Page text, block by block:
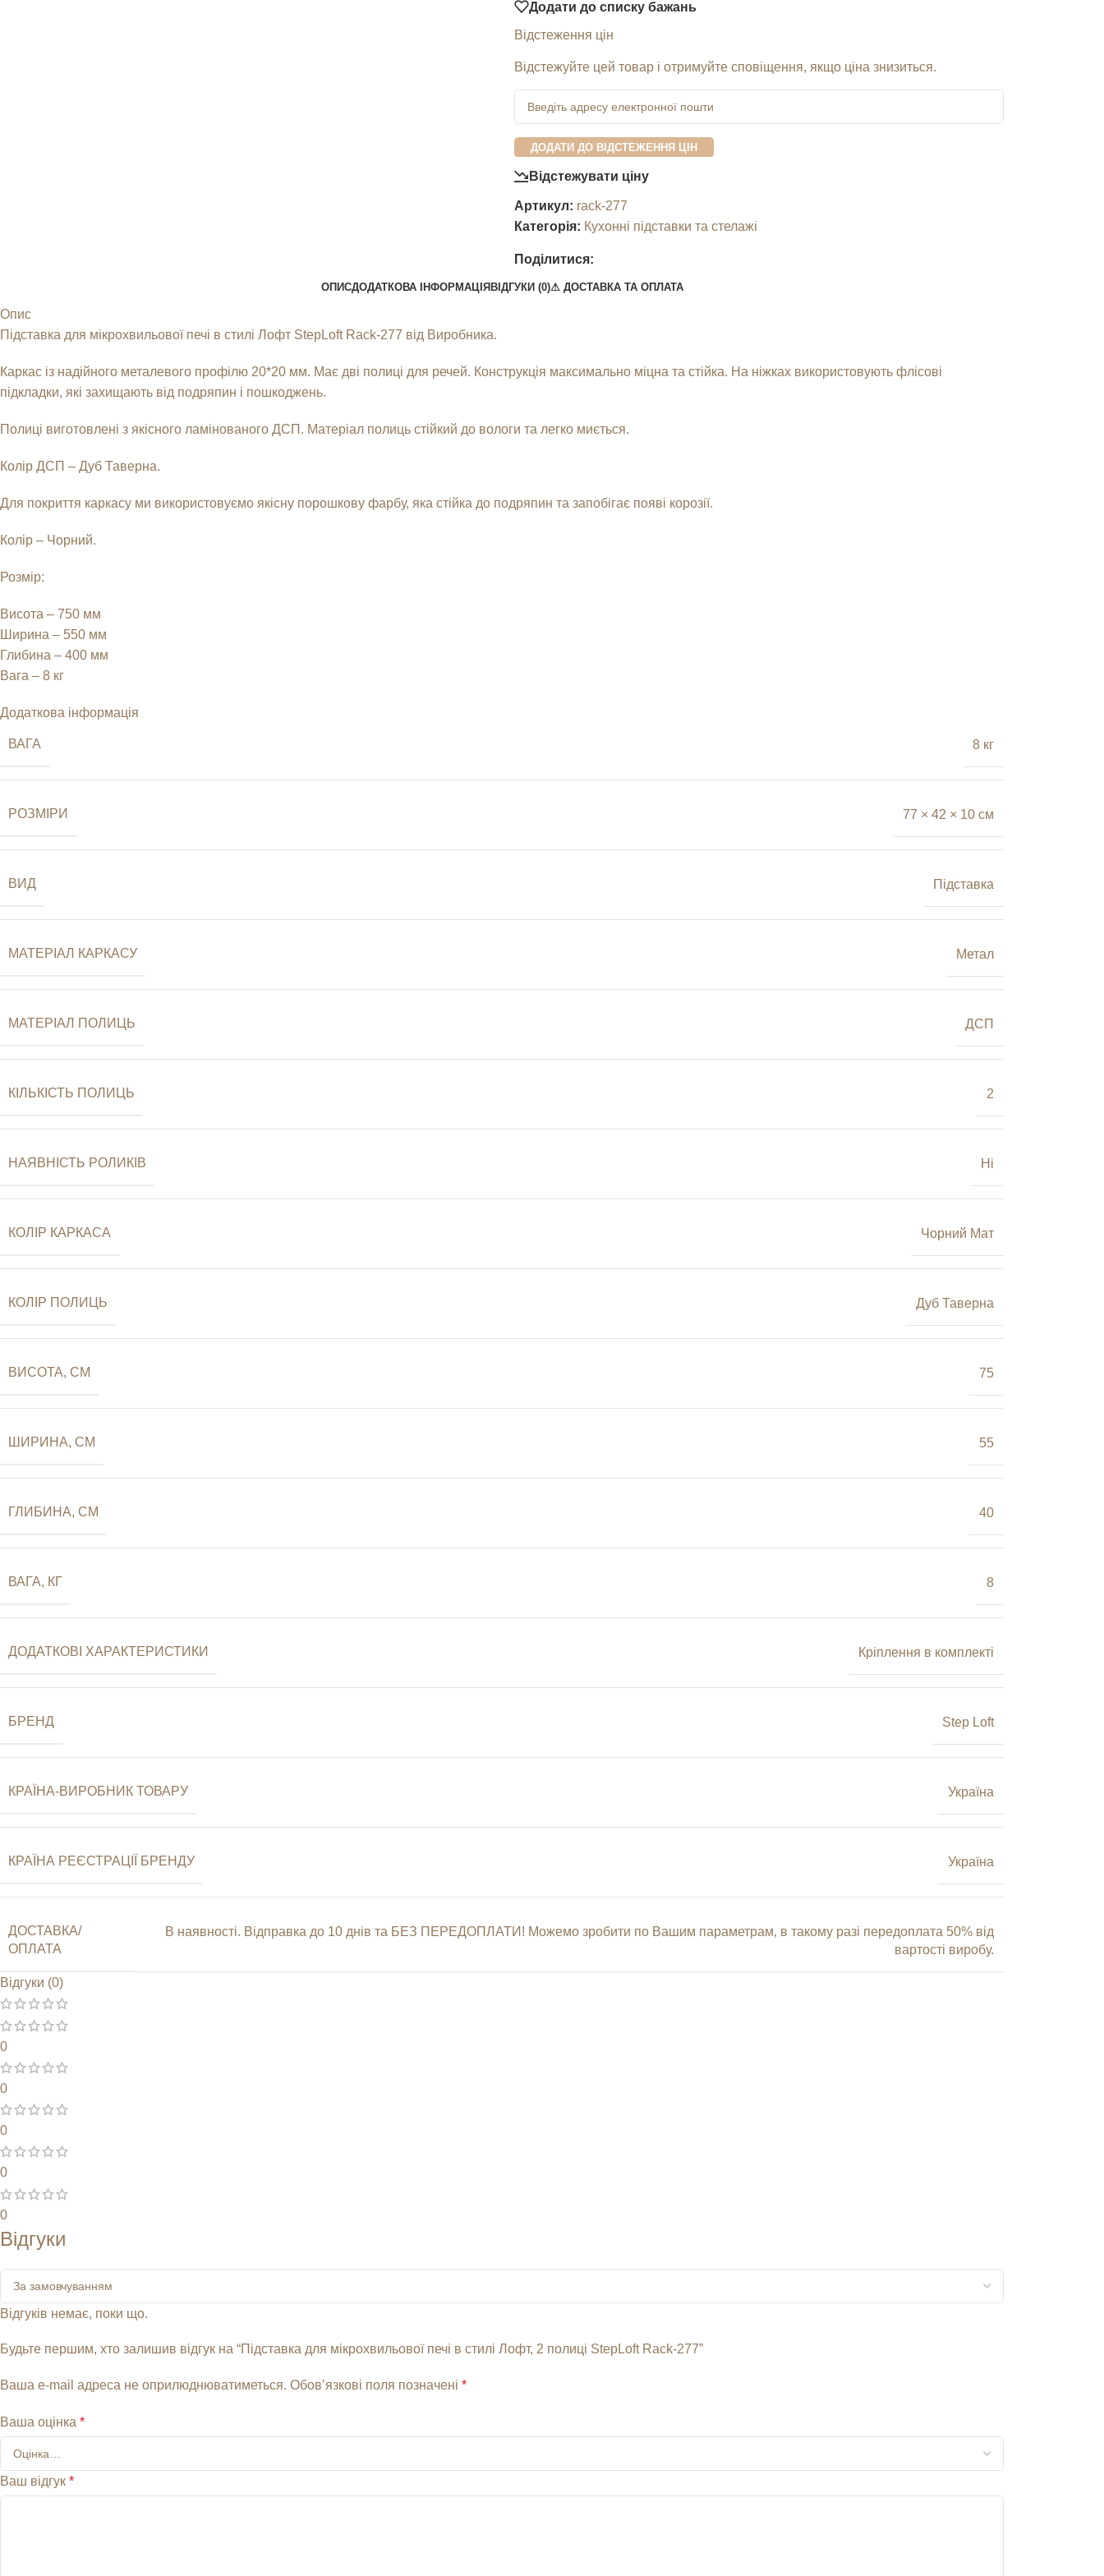
Додати до списку бажань
Відстеження цін
Відстежуйте цей товар і отримуйте сповіщення, якщо ціна знизиться.
ДОДАТИ ДО ВІДСТЕЖЕННЯ ЦІН
Відстежувати ціну
Артикул: rack-277
Категорія: Кухонні підставки та стелажі
Поділитися:
ОПИСДОДАТКОВА ІНФОРМАЦІЯВІДГУКИ (0)⚠︎ ДОСТАВКА ТА ОПЛАТА
Опис
Підставка для мікрохвильової печі в стилі Лофт StepLoft Rack-277 від Виробника.
Каркас із надійного металевого профілю 20*20 мм. Має дві полиці для речей. Конструкція максимально міцна та стійка. На ніжках використовують флісові
підкладки, які захищають від подряпин і пошкоджень.
Полиці виготовлені з якісного ламінованого ДСП. Матеріал полиць стійкий до вологи та легко миється.
Колір ДСП – Дуб Таверна.
Для покриття каркасу ми використовуємо якісну порошкову фарбу, яка стійка до подряпин та запобігає появі корозії.
Колір – Чорний.
Розмір:
Висота – 750 мм
Ширина – 550 мм
Глибина – 400 мм
Вага – 8 кг
Додаткова інформація
ВАГА 8 кг
РОЗМІРИ 77 × 42 × 10 см
ВИД Підставка
МАТЕРІАЛ КАРКАСУ Метал
МАТЕРІАЛ ПОЛИЦЬ ДСП
КІЛЬКІСТЬ ПОЛИЦЬ 2
НАЯВНІСТЬ РОЛИКІВ Ні
КОЛІР КАРКАСА Чорний Мат
КОЛІР ПОЛИЦЬ Дуб Таверна
ВИСОТА, СМ 75
ШИРИНА, СМ 55
ГЛИБИНА, СМ 40
ВАГА, КГ 8
ДОДАТКОВІ ХАРАКТЕРИСТИКИ Кріплення в комплекті
БРЕНД Step Loft
КРАЇНА-ВИРОБНИК ТОВАРУ Україна
КРАЇНА РЕЄСТРАЦІЇ БРЕНДУ Україна
ДОСТАВКА/
ОПЛАТА
В наявності. Відправка до 10 днів та БЕЗ ПЕРЕДОПЛАТИ! Можемо зробити по Вашим параметрам‚ в такому разі передоплата 50% від
вартості виробу.
Відгуки (0)
0
0
0
0
0
Відгуки
Відгуків немає, поки що.
Будьте першим, хто залишив відгук на “Підставка для мікрохвильової печі в стилі Лофт, 2 полиці StepLoft Rack-277”
Ваша e-mail адреса не оприлюднюватиметься. Обов’язкові поля позначені *
Ваша оцінка *
Ваш відгук *